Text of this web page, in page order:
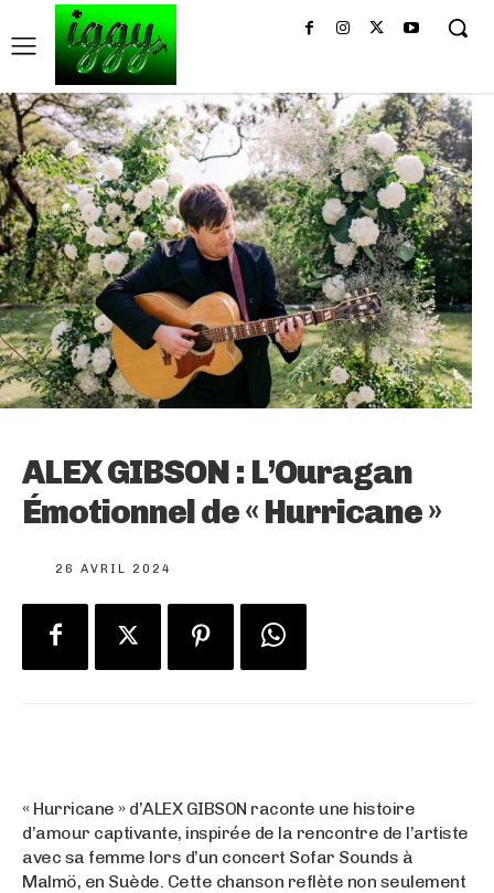
ALEX GIBSON : L’Ouragan
Émotionnel de « Hurricane »
26 AVRIL 2024
« Hurricane » d’ALEX GIBSON raconte une histoire
d’amour captivante, inspirée de la rencontre de l’artiste
avec sa femme lors d’un concert Sofar Sounds à
Malmö, en Suède. Cette chanson reflète non seulement